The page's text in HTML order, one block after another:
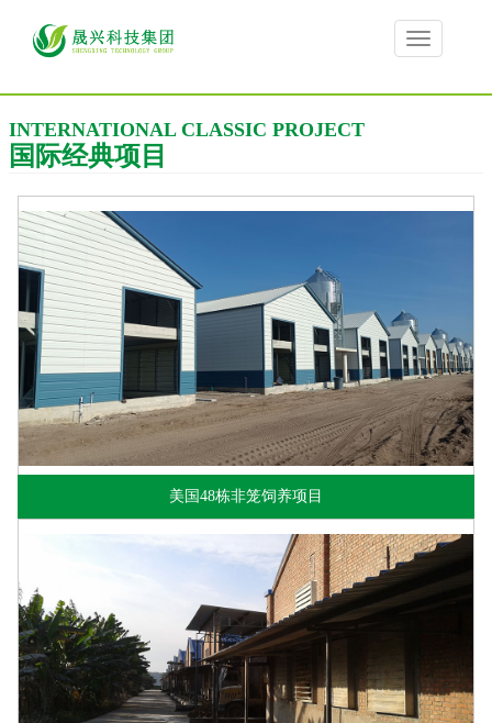
Toggle
INTERNATIONAL CLASSIC PROJECT
国际经典项目
美国48栋非笼饲养项目